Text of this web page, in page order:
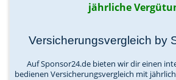
jährliche
Versicherungsvergleich by
Auf Sponsor24.de bieten wir dir einen
bedienen Versicherungsvergleich mit